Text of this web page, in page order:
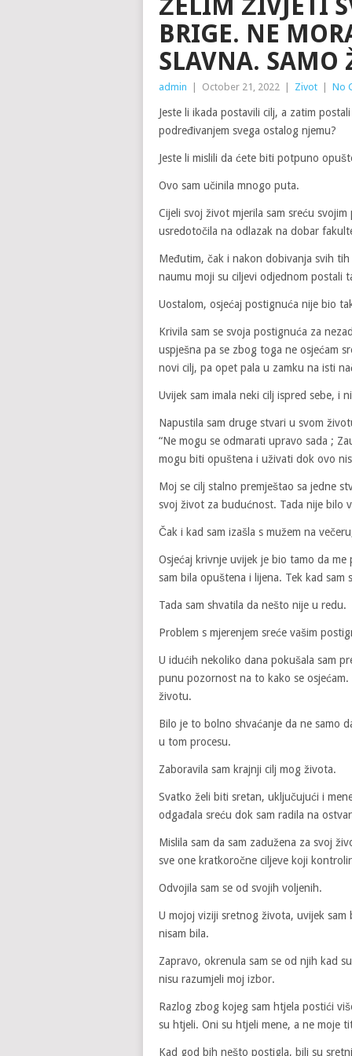
ŽELIM ŽIVJETI
BRIGE. NE
SLAVNA. SAMO
admin October 21, 2022 Zivot No
Jeste li ikada postavili cilj, a zatim
podređivanjem svega ostalog njemu?
Jeste li mislili da ćete biti potpuno
Ovo sam učinila mnogo puta.
Cijeli svoj život mjerila sam sreću
usredotočila na odlazak na dobar
Međutim, čak i nakon dobivanja svih
naumu moji su ciljevi odjednom postali
Uostalom, osjećaj postignuća nije bio
Krivila sam se svoja postignuća za
uspješna pa se zbog toga ne osjećam
novi cilj, pa opet pala u zamku na isti
Uvijek sam imala neki cilj ispred sebe, i
Napustila sam druge stvari u svom
“Ne mogu se odmarati upravo sada ;
mogu biti opuštena i uživati ​​dok ovo
Moj se cilj stalno premještao sa jedne
svoj život za budućnost. Tada nije bilo
Čak i kad sam izašla s mužem na
Osjećaj krivnje uvijek je bio tamo da
sam bila opuštena i lijena. Tek kad
Tada sam shvatila da nešto nije u redu.
Problem s mjerenjem sreće vašim
U idućih nekoliko dana pokušala sam
punu pozornost na to kako se osjećam.
životu.
Bilo je to bolno shvaćanje da ne samo
u tom procesu.
Zaboravila sam krajnji cilj mog života.
Svatko želi biti sretan, uključujući i
odgađala sreću dok sam radila na
Mislila sam da sam zadužena za svoj
sve one kratkoročne ciljeve koji
Odvojila sam se od svojih voljenih.
U mojoj viziji sretnog života, uvijek
nisam bila.
Zapravo, okrenula sam se od njih kad
nisu razumjeli moj izbor.
Razlog zbog kojeg sam htjela postići
su htjeli. Oni su htjeli mene, a ne moje
Kad god bih nešto postigla, bili su